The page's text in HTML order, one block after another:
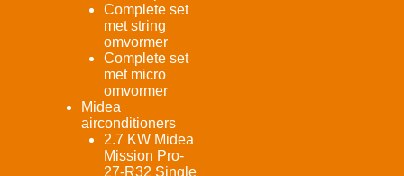
Complete set
met string
omvormer
Complete set
met micro
omvormer
Midea
airconditioners
2.7 KW Midea
Mission Pro-
27-R32 Single